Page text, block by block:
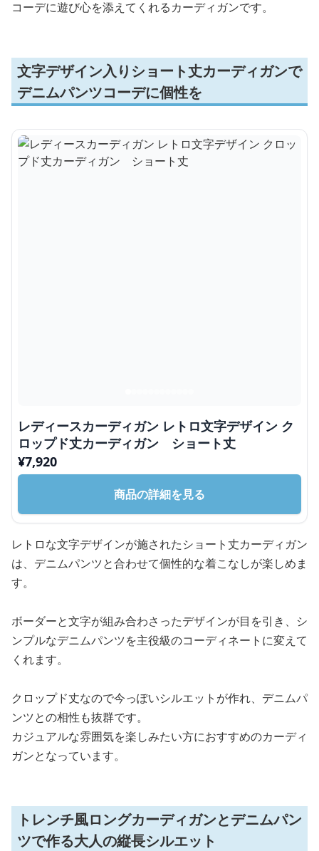
コーデに遊び心を添えてくれるカーディガンです。
文字デザイン入りショート丈カーディガンで
デニムパンツコーデに個性を
レディースカーディガン レトロ文字デザイン ク
ロップド丈カーディガン ショート丈
¥7,920
商品の詳細を見る
レトロな文字デザインが施されたショート丈カーディガン
は、デニムパンツと合わせて個性的な着こなしが楽しめま
す。
ボーダーと文字が組み合わさったデザインが目を引き、シ
ンプルなデニムパンツを主役級のコーディネートに変えて
くれます。
クロップド丈なので今っぽいシルエットが作れ、デニムパ
ンツとの相性も抜群です。
カジュアルな雰囲気を楽しみたい方におすすめのカーディ
ガンとなっています。
トレンチ風ロングカーディガンとデニムパン
ツで作る大人の縦長シルエット